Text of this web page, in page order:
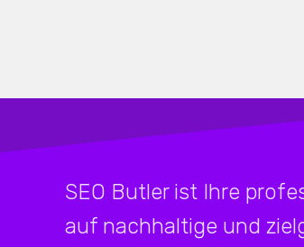
SEO Butler ist Ihre
auf nachhaltige und